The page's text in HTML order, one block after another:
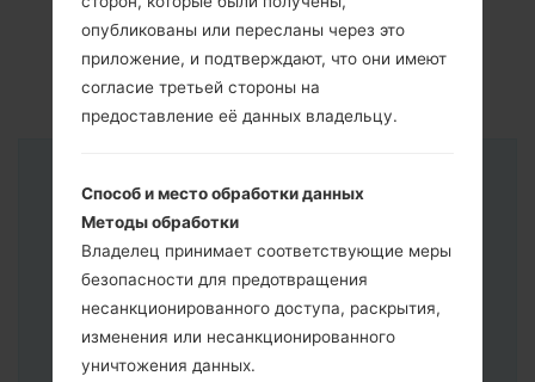
Инструкции
опубликованы или пересланы через это
приложение, и подтверждают, что они имеют
согласие третьей стороны на
предоставление её данных владельцу.
Способ и место обработки данных
Методы обработки
Владелец принимает соответствующие меры
безопасности для предотвращения
несанкционированного доступа, раскрытия,
изменения или несанкционированного
уничтожения данных.